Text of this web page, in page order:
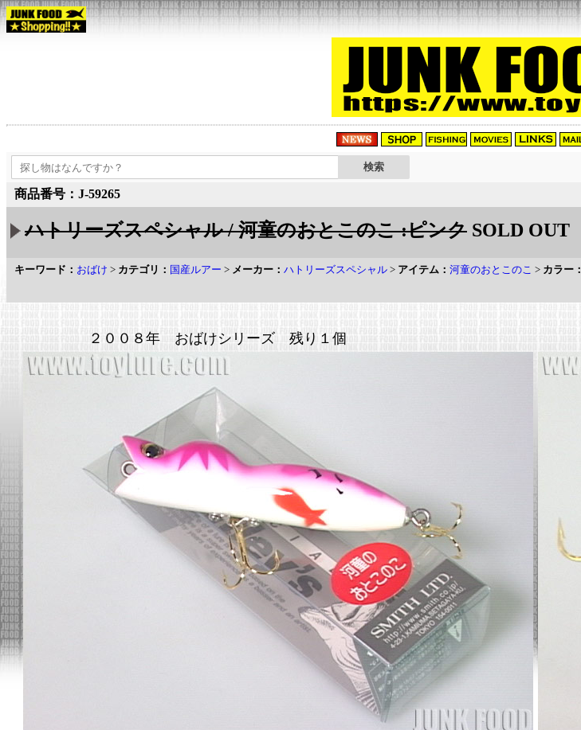
商品番号：J-59265
ハトリーズスペシャル / 河童のおとこのこ :ピンク SOLD OUT
キーワード： おばけ > カテゴリ： 国産ルアー > メーカー： ハトリーズスペシャル > アイテム： 河童のおとこのこ > カラー：
２００８年 おばけシリーズ 残り１個